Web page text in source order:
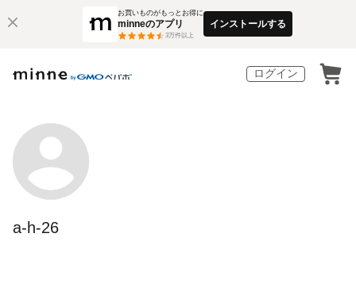
お買いものがもっとお得に
minneのアプリ
3万件以上
インストールする
ログイン
a-h-26